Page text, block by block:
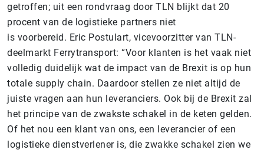
getroffen; uit een rondvraag door TLN blijkt dat 20
procent van de logistieke partners niet
is voorbereid. Eric Postulart, vicevoorzitter van TLN-
deelmarkt Ferrytransport: “Voor klanten is het vaak niet
volledig duidelijk wat de impact van de Brexit is op hun
totale supply chain. Daardoor stellen ze niet altijd de
juiste vragen aan hun leveranciers. Ook bij de Brexit zal
het principe van de zwakste schakel in de keten gelden.
Of het nou een klant van ons, een leverancier of een
logistieke dienstverlener is, die zwakke schakel zien we